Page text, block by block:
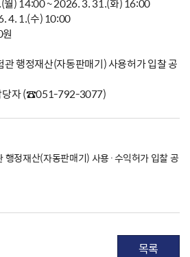
월) 14:00 ~ 2026. 3. 31.(화) 16:00
4. 1.(수) 10:00
행정재산(자동판매기) 사용허가 입찰 공
당자 (☎051-792-3077)
행정재산(자동판매기) 사용·수익허가 입찰 공
목록